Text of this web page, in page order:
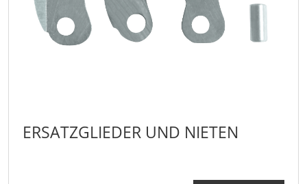
ERSATZGLIEDER UND NIETEN